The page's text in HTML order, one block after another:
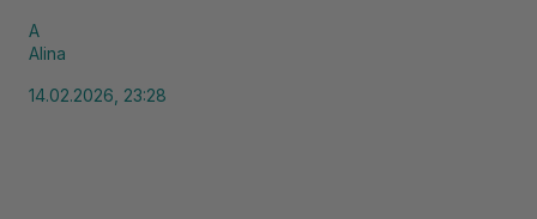
A
Alina
14.02.2026, 23:28